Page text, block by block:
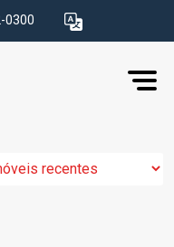
0300